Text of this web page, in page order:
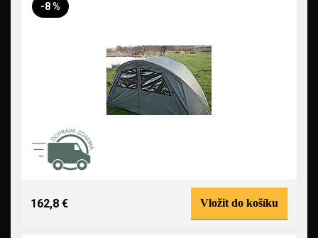
-8 %
162,8 € Vložit do košíku